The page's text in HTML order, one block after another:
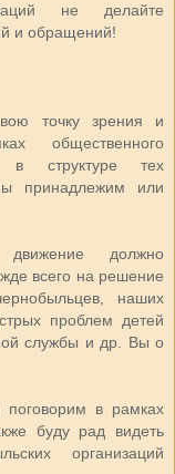
не делайте
и обращений!
точку зрения и
общественного
в структуре тех
принадлежим или
движение должно
всего на решение
наших
проблем детей
службы и др. Вы о
в рамках
буду рад видеть
организаций